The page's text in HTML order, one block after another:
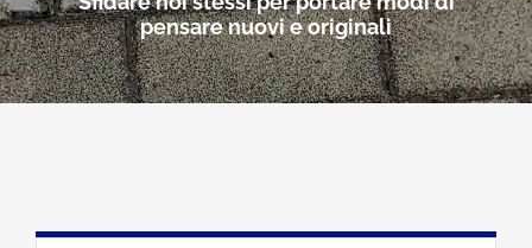
pensare nuovi e originali